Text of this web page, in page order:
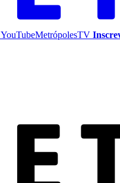
YouTubeMetrópolesTV